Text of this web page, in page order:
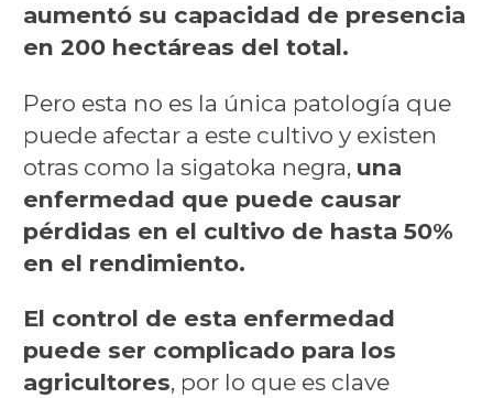
aumentó su capacidad de presencia
en 200 hectáreas del total.
Pero esta no es la única patología que
puede afectar a este cultivo y existen
otras como la sigatoka negra, una
enfermedad que puede causar
pérdidas en el cultivo de hasta 50%
en el rendimiento.
El control de esta enfermedad
puede ser complicado para los
agricultores, por lo que es clave